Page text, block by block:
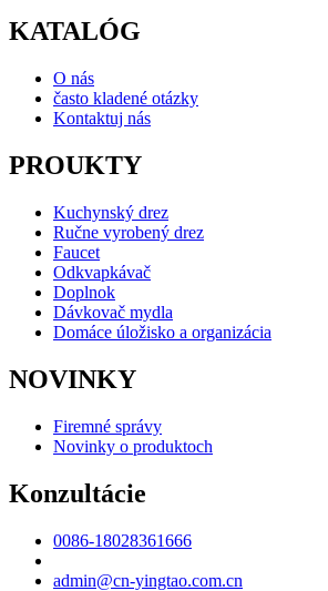
KATALÓG
O nás
často kladené otázky
Kontaktuj nás
PROUKTY
Kuchynský drez
Ručne vyrobený drez
Faucet
Odkvapkávač
Doplnok
Dávkovač mydla
Domáce úložisko a organizácia
NOVINKY
Firemné správy
Novinky o produktoch
Konzultácie
0086-18028361666
admin@cn-yingtao.com.cn